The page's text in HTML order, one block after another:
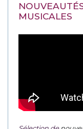
MUSICALES